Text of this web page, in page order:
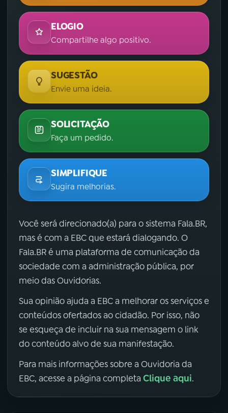
ELOGIO
Compartilhe algo positivo.
SUGESTÃO
Envie uma ideia.
SOLICITAÇÃO
Faça um pedido.
SIMPLIFIQUE
Sugira melhorias.
Você será direcionado(a) para o sistema Fala.BR,
mas é com a EBC que estará dialogando. O
Fala.BR é uma plataforma de comunicação da
sociedade com a administração pública, por
meio das Ouvidorias.
Sua opinião ajuda a EBC a melhorar os serviços e
conteúdos ofertados ao cidadão. Por isso, não
se esqueça de incluir na sua mensagem o link
do conteúdo alvo de sua manifestação.
Para mais informações sobre a Ouvidoria da
EBC, acesse a página completa Clique aqui.